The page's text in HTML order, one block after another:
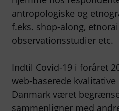
antropologiske og
f.eks. shop-along,
observationsstudier etc.
Indtil Covid-19 i foråret
web-baserede kvalitative
Danmark været
sammenligner med